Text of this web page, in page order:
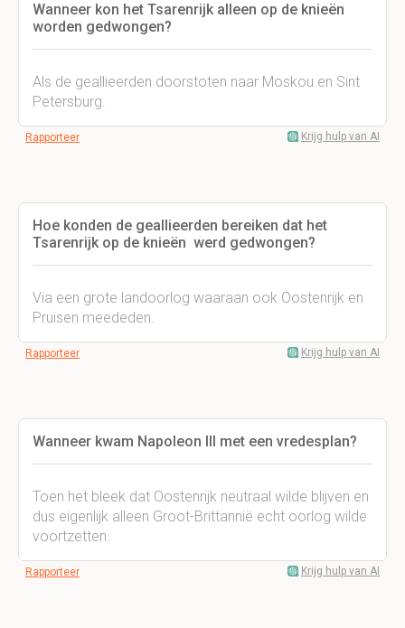
Wanneer kon het Tsarenrijk alleen op de knieën
worden gedwongen?
Als de geallieerden doorstoten naar Moskou en Sint
Petersburg.
Rapporteer Krijg hulp van AI
Hoe konden de geallieerden bereiken dat het
Tsarenrijk op de knieën werd gedwongen?
Via een grote landoorlog waaraan ook Oostenrijk en
Pruisen meededen.
Rapporteer Krijg hulp van AI
Wanneer kwam Napoleon III met een vredesplan?
Toen het bleek dat Oostenrijk neutraal wilde blijven en
dus eigenlijk alleen Groot-Brittannië echt oorlog wilde
voortzetten.
Rapporteer Krijg hulp van AI